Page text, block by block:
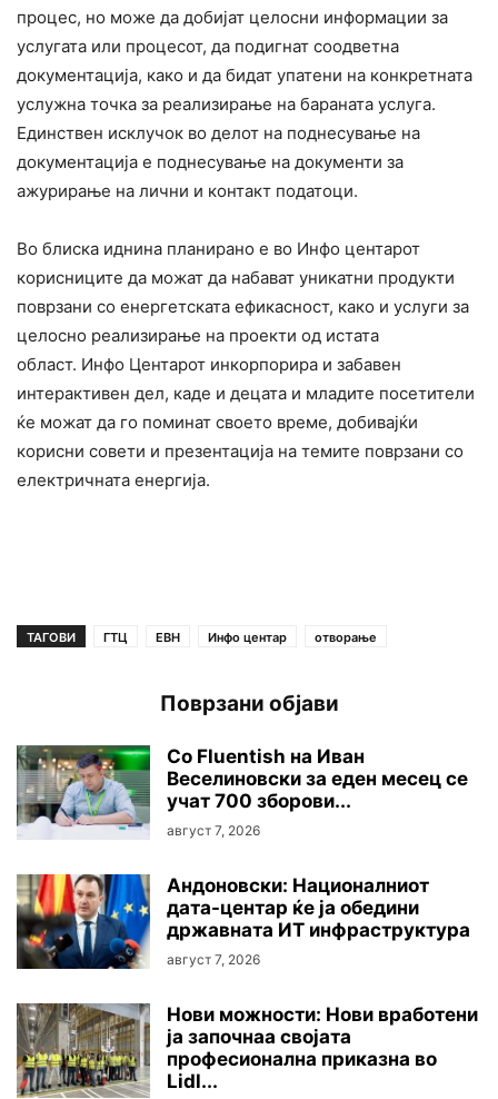
процес, но може да добијат целосни информации за
услугата или процесот, да подигнат соодветна
документација, како и да бидат упатени на конкретната
услужна точка за реализирање на бараната услуга.
Единствен исклучок во делот на поднесување на
документација е поднесување на документи за
ажурирање на лични и контакт податоци.
Во блиска иднина планирано е во Инфо центарот
корисниците да можат да набават уникатни продукти
поврзани со енергетската ефикасност, како и услуги за
целосно реализирање на проекти од истата
област. Инфо Центарот инкорпорира и забавен
интерактивен дел, каде и децата и младите посетители
ќе можат да го поминат своето време, добивајќи
корисни совети и презентација на темите поврзани со
електричната енергија.
ТАГОВИ ГТЦ ЕВН Инфо центар отворање
Поврзани објави
Со Fluentish на Иван
Веселиновски за еден месец се
учат 700 зборови...
август 7, 2026
Андоновски: Националниот
дата-центар ќе ја обедини
државната ИТ инфраструктура
август 7, 2026
Нови можности: Нови вработени
ја започнаа својата
професионална приказна во
Lidl...